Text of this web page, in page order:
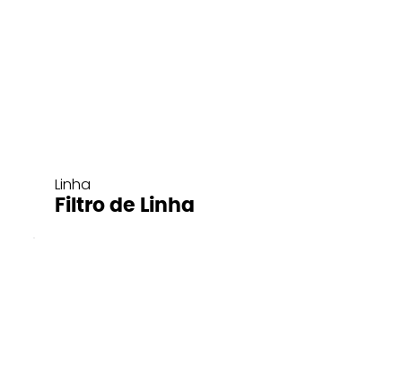
Linha
Filtro de Linha